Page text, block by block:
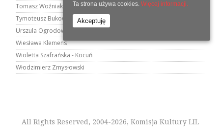
Tomasz Woźniak
Tymoteusz Bukowski
Urszula Ogrodowicz
Wiesława Klemens
Wioletta Szafrańska - Kocuń
Włodzimierz Zmysłowski
All Rights Reserved, 2004-2026, Komisja Kultury LIL
Ta strona używa cookies. Więcej informacji.
Akceptuję